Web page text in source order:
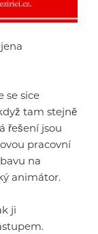
se sice
tam stejně
řešení jsou
pracovní
na
animátor.
ji